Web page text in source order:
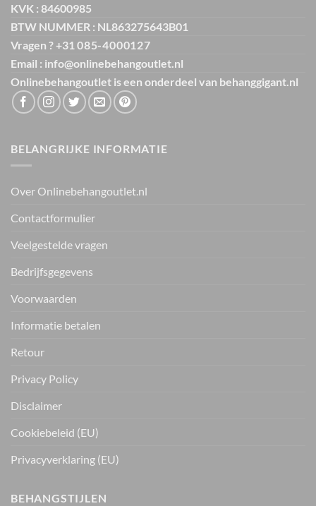
KVK : 84600985
BTW NUMMER : NL863275643B01
Vragen ? +31 085-4000127
Email : info@onlinebehangoutlet.nl
Onlinebehangoutlet is een onderdeel van behanggigant.nl
BELANGRIJKE INFORMATIE
Over Onlinebehangoutlet.nl
Contactformulier
Veelgestelde vragen
Bedrijfsgegevens
Voorwaarden
Informatie betalen
Retour
Privacy Policy
Disclaimer
Cookiebeleid (EU)
Privacyverklaring (EU)
BEHANGSTIJLEN